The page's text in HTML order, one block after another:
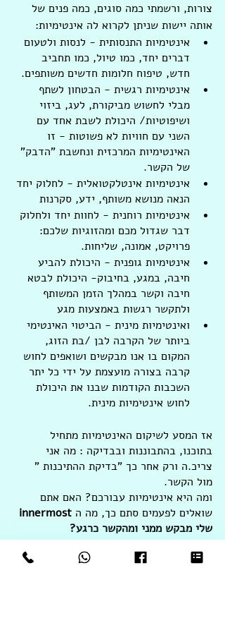
צורות, ורשמתי כמה סוגים, כמה פנים של
אותה יישות שניתן לקרוא לה אינטימיות:
אינטימיות התנסותית - לנסות ולטעום
דברים יחד, כמו טיול, כמו תחביב
חדש, טיפוח חלומות חדשים משותפים.
אינטימיות רגשית - הבטחון לשתף
מבלי לחשוש מביקורת, לעג, ביזוי
ושיפוטיות/ היכולת לשבת אחד עם
השני עם חוויות לא פשוטות - זו
האינטימיות המרכזית ונחשבת "הדבק"
של הקשר.
אינטימיות אינטלקטואלית - לחלוק יחד
הנאה מנושא משותף, ידע, סקרנות
אינטימיות רוחנית - לחוות יחד ולחלוק
דבר שגדול מכם ומהזוגיות שלכם:
פרויקט, אמונה, שליחות.
אינטימיות גופנית - היכולת להביע
חיבה, במגע, בחיבוק- היכולת לבטא
חיבה וקשר במהלך הזמן המשותף
ולתקשר רגשות באמצעות מגע
ואינטימיות מינית - הביטוי האינטימי
ביותר של הקרבה לבן /בת הזוג,
המקום בו אנו מבקשים ושואפים לחוש
קרבה בצורה מועצמת על ידי כל יתר
השכבות הקודמות שבנו את היכולת
לחוש אינטימיות מינית.
אז המסע לשיקום האינטימיות מתחיל
בתוכנו, בהתבוננות ובבדיקה : מה אני
צריכ.ה ורק אחר כך "בדיקת ההתיכנות "
מול הקשר.
ומה היא אינטימיות עבורכם? האם אתם
שואלים לפעמים סתם כך, מה ה
שלי מבקש ממני ומהקשר כרגע?